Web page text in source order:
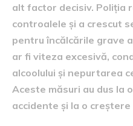
alt factor decisiv. Poliția
controalele și a crescut
pentru încălcările grave
ar fi viteza excesivă,
alcoolului și nepurtarea
Aceste măsuri au dus la
accidente și la o